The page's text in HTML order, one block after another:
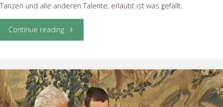
Tanzen und alle anderen Talente; erlaubt ist was gefällt.
Continue reading"Nikolausfeier